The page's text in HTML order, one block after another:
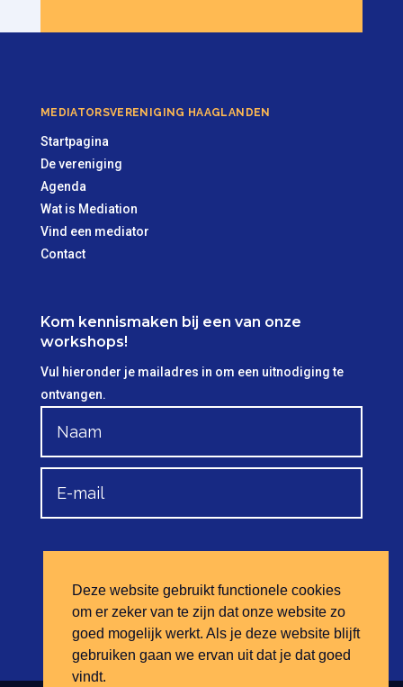
MEDIATORSVERENIGING HAAGLANDEN
Startpagina
De vereniging
Agenda
Wat is Mediation
Vind een mediator
Contact
Kom kennismaken bij een van onze
workshops!
Vul hieronder je mailadres in om een uitnodiging te
ontvangen.
Aanmelden
Deze website gebruikt functionele cookies
om er zeker van te zijn dat onze website zo
goed mogelijk werkt. Als je deze website blijft
gebruiken gaan we ervan uit dat je dat goed
vindt.